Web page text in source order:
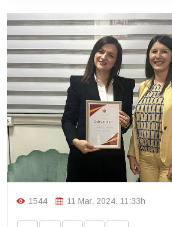
1544 11 Mar, 2024. 11:33h